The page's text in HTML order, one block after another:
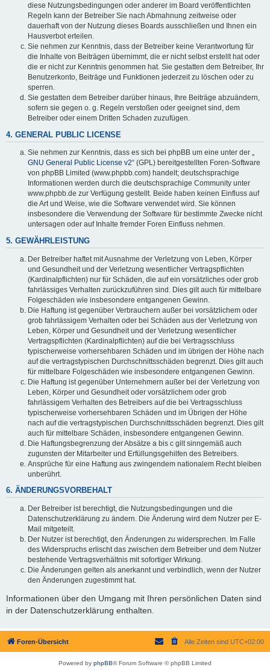
diese Nutzungsbedingungen oder anderer im Board veröffentlichten
Regeln kann der Betreiber Sie nach Abmahnung zeitweise oder
dauerhaft von der Nutzung dieses Boards ausschließen und Ihnen ein
Hausverbot erteilen.
Sie nehmen zur Kenntnis, dass der Betreiber keine Verantwortung für
die Inhalte von Beiträgen übernimmt, die er nicht selbst erstellt hat oder
die er nicht zur Kenntnis genommen hat. Sie gestatten dem Betreiber, Ihr
Benutzerkonto, Beiträge und Funktionen jederzeit zu löschen oder zu
sperren.
Sie gestatten dem Betreiber darüber hinaus, Ihre Beiträge abzuändern,
sofern sie gegen o. g. Regeln verstoßen oder geeignet sind, dem
Betreiber oder einem Dritten Schaden zuzufügen.
4. GENERAL PUBLIC LICENSE
Sie nehmen zur Kenntnis, dass es sich bei phpBB um eine unter der „
GNU General Public License v2“ (GPL) bereitgestellten Foren-Software
von phpBB Limited (www.phpbb.com) handelt; deutschsprachige
Informationen werden durch die deutschsprachige Community unter
www.phpbb.de zur Verfügung gestellt. Beide haben keinen Einfluss auf
die Art und Weise, wie die Software verwendet wird. Sie können
insbesondere die Verwendung der Software für bestimmte Zwecke nicht
untersagen oder auf Inhalte fremder Foren Einfluss nehmen.
5. GEWÄHRLEISTUNG
Der Betreiber haftet mit Ausnahme der Verletzung von Leben, Körper
und Gesundheit und der Verletzung wesentlicher Vertragspflichten
(Kardinalpflichten) nur für Schäden, die auf ein vorsätzliches oder grob
fahrlässiges Verhalten zurückzuführen sind. Dies gilt auch für mittelbare
Folgeschäden wie insbesondere entgangenen Gewinn.
Die Haftung ist gegenüber Verbrauchern außer bei vorsätzlichem oder
grob fahrlässigem Verhalten oder bei Schäden aus der Verletzung von
Leben, Körper und Gesundheit und der Verletzung wesentlicher
Vertragspflichten (Kardinalpflichten) auf die bei Vertragsschluss
typischerweise vorhersehbaren Schäden und im übrigen der Höhe nach
auf die vertragstypischen Durchschnittsschäden begrenzt. Dies gilt auch
für mittelbare Folgeschäden wie insbesondere entgangenen Gewinn.
Die Haftung ist gegenüber Unternehmern außer bei der Verletzung von
Leben, Körper und Gesundheit oder vorsätzlichem oder grob
fahrlässigem Verhalten des Betreibers auf die bei Vertragsschluss
typischerweise vorhersehbaren Schäden und im Übrigen der Höhe
nach auf die vertragstypischen Durchschnittsschäden begrenzt. Dies gilt
auch für mittelbare Schäden, insbesondere entgangenen Gewinn.
Die Haftungsbegrenzung der Absätze a bis c gilt sinngemäß auch
zugunsten der Mitarbeiter und Erfüllungsgehilfen des Betreibers.
Ansprüche für eine Haftung aus zwingendem nationalem Recht bleiben
unberührt.
6. ÄNDERUNGSVORBEHALT
Der Betreiber ist berechtigt, die Nutzungsbedingungen und die
Datenschutzerklärung zu ändern. Die Änderung wird dem Nutzer per E-
Mail mitgeteilt.
Der Nutzer ist berechtigt, den Änderungen zu widersprechen. Im Falle
des Widerspruchs erlischt das zwischen dem Betreiber und dem Nutzer
bestehende Vertragsverhältnis mit sofortiger Wirkung.
Die Änderungen gelten als anerkannt und verbindlich, wenn der Nutzer
den Änderungen zugestimmt hat.
Informationen über den Umgang mit Ihren persönlichen Daten sind
in der Datenschutzerklärung enthalten.
Foren-Übersicht Alle Zeiten sind UTC+02:00
Powered by phpBB® Forum Software © phpBB Limited